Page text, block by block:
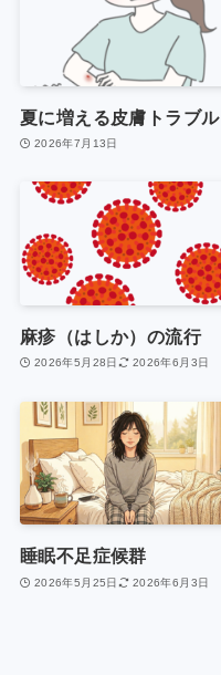
夏に増える皮膚トラブル
2026年7月13日
麻疹（はしか）の流行
2026年5月28日 2026年6月3日
睡眠不足症候群
2026年5月25日 2026年6月3日